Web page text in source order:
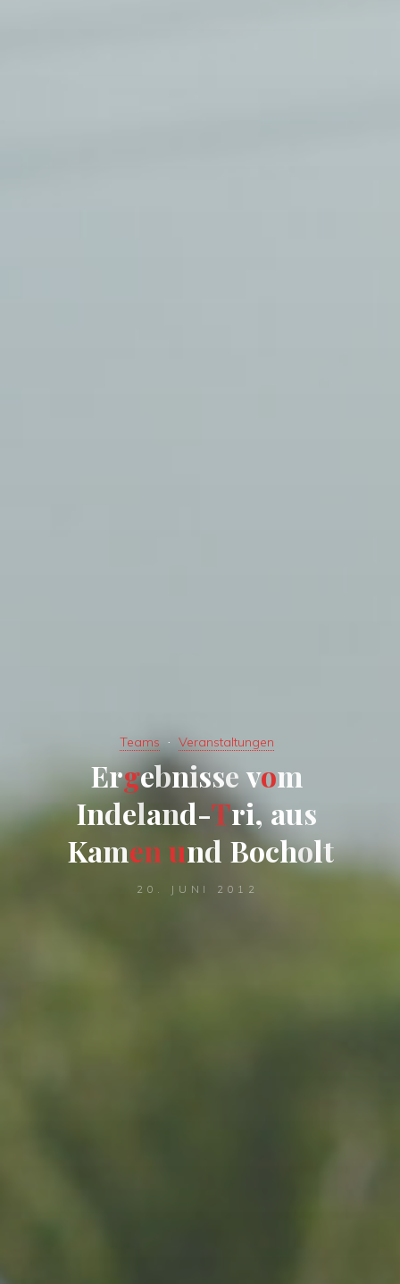
Teams Veranstaltungen
Ergebnissevom
Indeland-Tri,aus
Kamen und Bocholt
20. JUNI 2012